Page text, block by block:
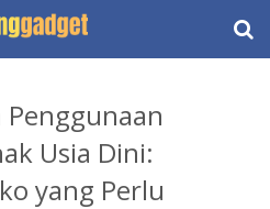
Usia Dini:
yang Perlu